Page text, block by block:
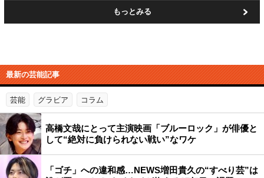
もっとみる
最新の芸能記事
芸能 グラビア コラム
高橋文哉にとって主演映画「ブルーロック」が俳優と
して“絶対に負けられない戦い”なワケ
「ゴチ」への違和感…NEWS増田貴久の“すべり芸”は